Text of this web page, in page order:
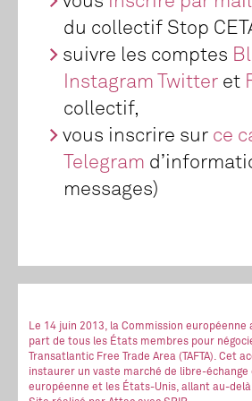
du collectif Stop
suivre les comptes
Instagram Twitteret
collectif,
vous inscrire sur ce
Telegram
messages)
Le 14 juin 2013, la Commission
part de tous les États membres pour
Transatlantic Free Trade Area (TAFTA). Cet
instaurer un vaste marché de libre-échange
européenne et les États-Unis, allant au-delà